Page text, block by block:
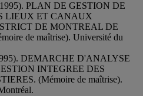
PLAN DE GESTION DE
LIEUX ET CANAUX
DE MONTREAL DE
de maîtrise). Université du
DEMARCHE D'ANALYSE
INTEGREE DES
(Mémoire de maîtrise).